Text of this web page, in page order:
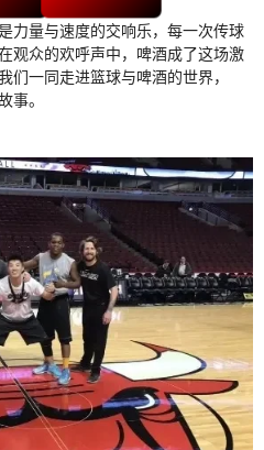
力量与速度的交响乐，每一次传球
观众的欢呼声中，啤酒成了这场激
们一同走进篮球与啤酒的世界，
事。